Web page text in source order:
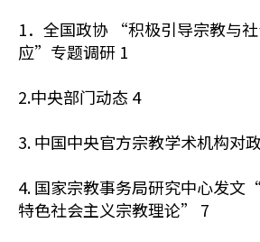
1．全国政协 “积极引导宗教与
应”专题调研 1
2.中央部门动态 4
3. 中国中央官方宗教学术机构对
4. 国家宗教事务局研究中心发文
特色社会主义宗教理论” 7